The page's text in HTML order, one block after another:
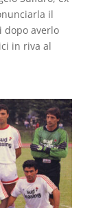
il
dopo averlo
in riva al